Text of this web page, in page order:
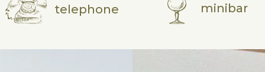
telephone minibar